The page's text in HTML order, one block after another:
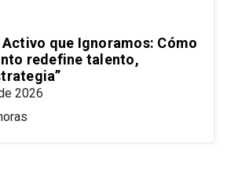
Activo que Ignoramos: Cómo
redefine talento,
2026